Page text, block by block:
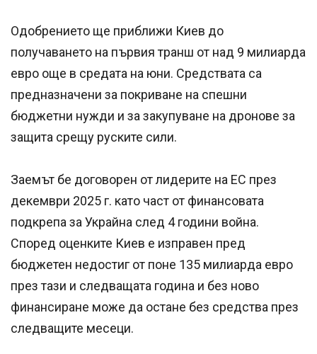
Одобрението ще приближи Киев до
получаването на първия транш от над 9 милиарда
евро още в средата на юни. Средствата са
предназначени за покриване на спешни
бюджетни нужди и за закупуване на дронове за
защита срещу руските сили.
Заемът бе договорен от лидерите на ЕС през
декември 2025 г. като част от финансовата
подкрепа за Украйна след 4 години война.
Според оценките Киев е изправен пред
бюджетен недостиг от поне 135 милиарда евро
през тази и следващата година и без ново
финансиране може да остане без средства през
следващите месеци.